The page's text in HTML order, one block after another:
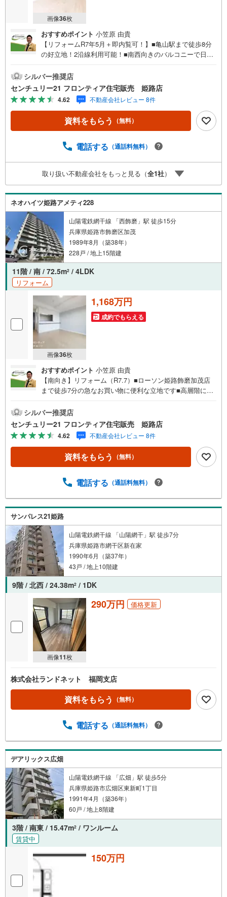
画像36枚
おすすめポイント 小笠原 由貴
【リフォームR7年5月＋即内覧可！】■亀山駅まで徒歩8分
の好立地！2沿線利用可能！■南西向きのバルコニーで日当
を多目的に利用可能 特徴・エレベーター付きなので重い荷
物がある日でも安心です・TVモニターフォンが付いている
ので、防犯面もバッチリ！・洋室と和室がLDKの隣にある
ので使い勝手がよさそうな間取になっています リフォーム
内容・ガスコンロ交換・キッチンSレバー交換・浴室新
調・洗濯水栓、パン交換・ドアレバー交換・TVモニターフ
15分・飾磨中部中学校まで徒歩約11分 弊社が選ばれる理由
金計画をサポート！2.買い替えなどにも対応できる売却専
門チームあり！3.たくさんの銀行と繋がりがあるため、最
も低金利になるように審査が可能！弊社は専門家同士が連
携をとっているため、より多くの知見がございます。
シルバー推奨店
センチュリー21 フロンティア住宅販売 姫路店
4.62 不動産会社レビュー 8件
資料をもらう （無料）
電話する （通話料無料）
取り扱い不動産会社をもっと見る（全1社）
ネオハイツ姫路アメティ228
山陽電鉄網干線 「西飾磨」駅 徒歩15分
兵庫県姫路市飾磨区加茂
1989年8月（築38年）
228戸 / 地上15階建
11階 / 南 / 72.5m2 / 4LDK
リフォーム
画像36枚
1,168万円
成約でもらえる
おすすめポイント 小笠原 由貴
【南向き】リフォーム（R7.7）■ローソン姫路飾磨加茂店
まで徒歩7分の急なお買い物に便利な立地です■高層階につ
てるのでスムーズに移動ができますね リフォーム内容・キ
ッチン新調・浴室新調・ウォシュレット交換・洗濯水栓・
パン交換・洗面台新調・トイレ新調・TVモニターフォン・
クロス全室張替え・ソフト巾木交換・床 上張り（フロアタ
イル・CF）・エアコンキャプ交換・ハウスクリーニング・
シーリング交換・スイッチ交換その他 立地・姫路市立津田
9分 弊社が選ばれる理由 1.お金の扱い方のプロ、ファイナ
どにも対応できる売却専門チームあり！3.たくさんの銀行
と繋がりがあるため、最も低金利になるように審査が可
能！弊社は専門家同士が連携をとっているため、より多く
の知見がございます。お気軽にお問合せください！
シルバー推奨店
センチュリー21 フロンティア住宅販売 姫路店
4.62 不動産会社レビュー 8件
資料をもらう （無料）
電話する （通話料無料）
サンパレス21姫路
山陽電鉄網干線 「山陽網干」駅 徒歩7分
兵庫県姫路市網干区新在家
1990年6月（築37年）
43戸 / 地上10階建
9階 / 北西 / 24.38m2 / 1DK
画像11枚
290万円 価格更新
株式会社ランドネット 福岡支店
資料をもらう （無料）
電話する （通話料無料）
デアリックス広畑
山陽電鉄網干線 「広畑」駅 徒歩5分
兵庫県姫路市広畑区東新町1丁目
1991年4月（築36年）
60戸 / 地上8階建
3階 / 南東 / 15.47m2 / ワンルーム
賃貸中
150万円